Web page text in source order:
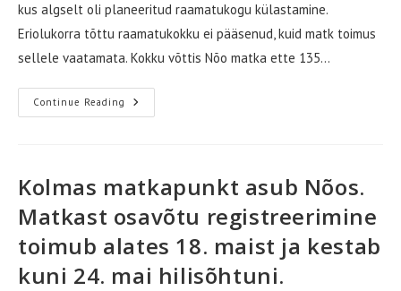
kus algselt oli planeeritud raamatukogu külastamine.
Eriolukorra tõttu raamatukokku ei pääsenud, kuid matk toimus
sellele vaatamata. Kokku võttis Nõo matka ette 135…
Continue Reading Meeste
Võit!
Kolmas matkapunkt asub Nõos.
Matkast osavõtu registreerimine
toimub alates 18. maist ja kestab
kuni 24. mai hilisõhtuni.